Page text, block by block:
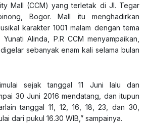
Mall (CCM) yang terletak di Jl. Tegar
Bogor. Mall itu menghadirkan
karakter 1001 malam dengan tema
Yunati Alinda, P.R CCM menyampaikan,
sebanyak enam kali selama bulan
sejak tanggal 11 Juni lalu dan
30 Juni 2016 mendatang, dan itupun
tanggal 11, 12, 16, 18, 23, dan 30,
dari pukul 16.30 WIB,” sampainya.